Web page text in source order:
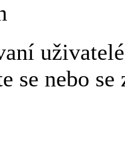
se nebo